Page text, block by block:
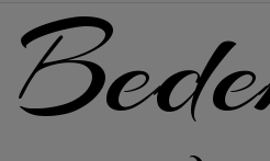
content